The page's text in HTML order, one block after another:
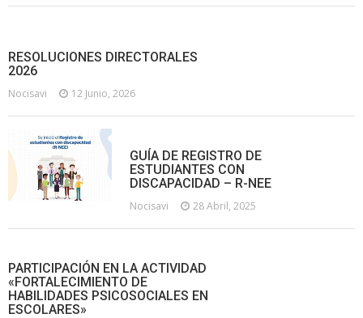
RESOLUCIONES DIRECTORALES
2026
Nocisavi 12 Junio, 2026
GUÍA DE REGISTRO DE
ESTUDIANTES CON
DISCAPACIDAD – R-NEE
Nocisavi 28 Abril, 2025
PARTICIPACIÓN EN LA ACTIVIDAD
«FORTALECIMIENTO DE
HABILIDADES PSICOSOCIALES EN
ESCOLARES»